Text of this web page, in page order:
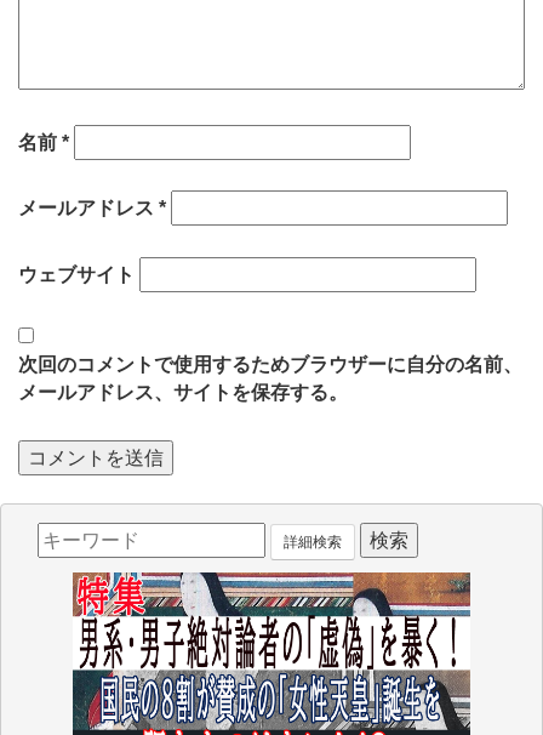
名前 *
メールアドレス *
ウェブサイト
次回のコメントで使用するためブラウザーに自分の名前、
メールアドレス、サイトを保存する。
詳細検索